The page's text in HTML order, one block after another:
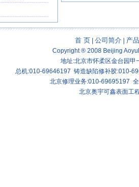
首 页 公司简介| 产
Copyright ® 2008 Beijing
地址:北京市怀柔区金台园
总机:010-69646197 铸造缺陷修补胶:010-
北京修理业务:010-69695197
北京奥宇可鑫表面工